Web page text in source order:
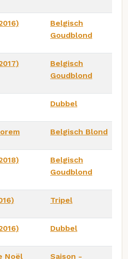
Belgisch
Goudblond
Belgisch
Goudblond
Dubbel
Belgisch Blond
Belgisch
Goudblond
Tripel
Dubbel
Noël
Saison -